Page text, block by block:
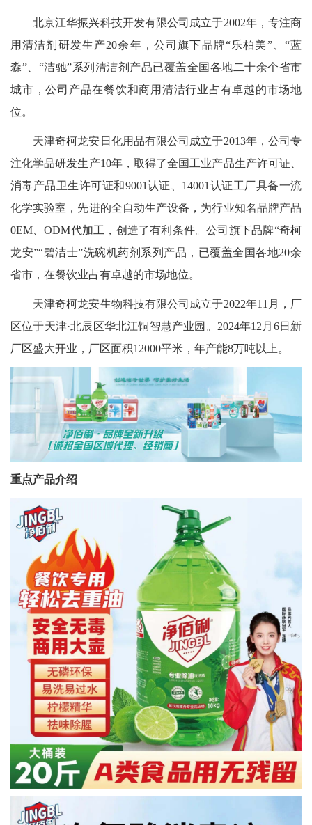
北京江华振兴科技开发有限公司成立于2002年，专注商
用清洁剂研发生产20余年，公司旗下品牌“乐柏美”、“蓝
淼”、“洁驰”系列清洁剂产品已覆盖全国各地二十余个省市
城市，公司产品在餐饮和商用清洁行业占有卓越的市场地
位。
天津奇柯龙安日化用品有限公司成立于2013年，公司专
注化学品研发生产10年，取得了全国工业产品生产许可证、
消毒产品卫生许可证和9001认证、14001认证工厂具备一流
化学实验室，先进的全自动生产设备，为行业知名品牌产品
0EM、ODM代加工，创造了有利条件。公司旗下品牌“奇柯
龙安”“碧洁士”洗碗机药剂系列产品，已覆盖全国各地20余
省市，在餐饮业占有卓越的市场地位。
天津奇柯龙安生物科技有限公司成立于2022年11月，厂
区位于天津·北辰区华北江铜智慧产业园。2024年12月6日新
厂区盛大开业，厂区面积12000平米，年产能8万吨以上。
重点产品介绍